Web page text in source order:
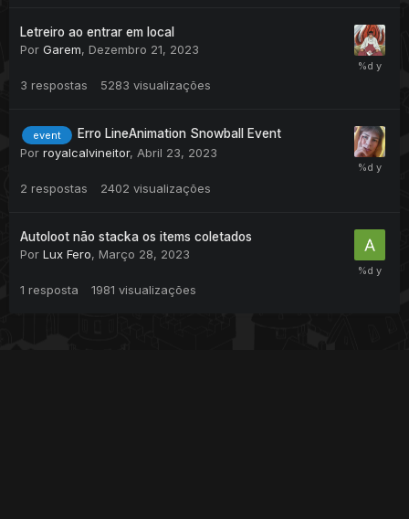
Letreiro ao entrar em local
Por Garem, Dezembro 21, 2023
3 respostas 5283 visualizações
event
Erro LineAnimation Snowball Event
Por royalcalvineitor, Abril 23, 2023
2 respostas 2402 visualizações
Autoloot não stacka os items coletados
Por Lux Fero, Março 28, 2023
1 resposta 1981 visualizações